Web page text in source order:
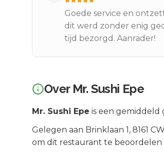
Goede service en
dit werd zonder enig
tijd bezorgd. Aanrader!
Over Mr. Sushi Epe
Mr. Sushi Epe is een gemiddeld
Gelegen aan Brinklaan 1, 8161 CW
om dit restaurant te